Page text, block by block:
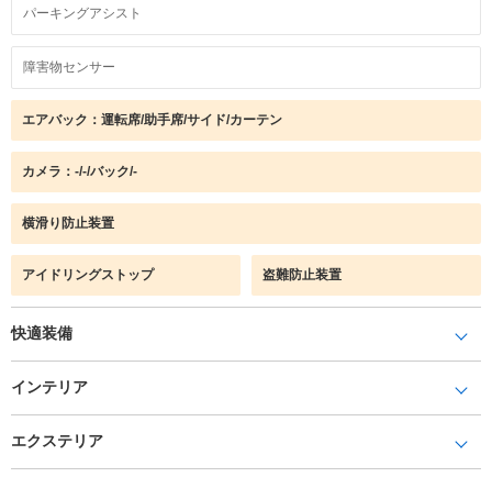
パーキングアシスト
障害物センサー
エアバック：運転席/助手席/サイド/カーテン
カメラ：-/-/バック/-
横滑り防止装置
アイドリングストップ 盗難防止装置
快適装備
インテリア
エクステリア